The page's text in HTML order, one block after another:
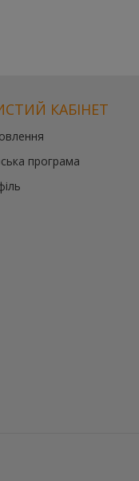
КАБІНЕТ
програма